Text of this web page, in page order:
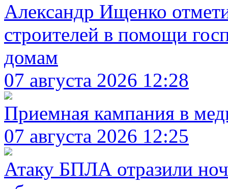
Александр Ищенко
строителей в помощи
домам
07 августа 2026 12:28
Приемная кампания в
07 августа 2026 12:25
Атаку БПЛА отразили